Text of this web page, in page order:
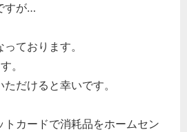
すが…
ております。
。
だけると幸いです。
カードで消耗品をホームセン